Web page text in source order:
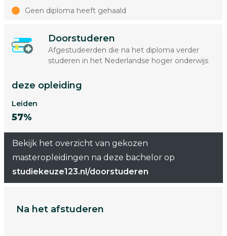
Geen diploma heeft gehaald
Doorstuderen
Afgestudeerden die na het diploma verder
studeren in het Nederlandse hoger onderwijs
deze opleiding
Leiden
57%
Bekijk het overzicht van gekozen
masteropleidingen na deze bachelor op
studiekeuze123.nl/doorstuderen
Na het afstuderen